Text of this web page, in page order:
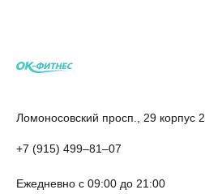
Ломоносовский просп., 29 корпус 2
+7 (915) 499‒81‒07
Ежедневно с 09:00 до 21:00